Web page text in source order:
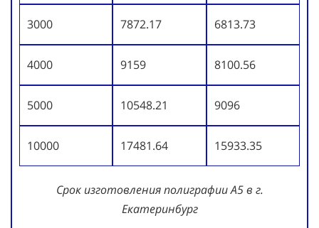
3000 7872.17 6813.73
4000 9159 8100.56
5000 10548.21 9096
10000 17481.64 15933.35
Срок изготовления полиграфии А5 в г.
Екатеринбург